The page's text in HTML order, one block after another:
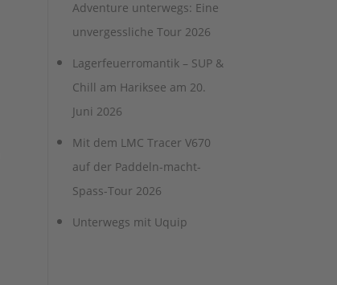
Adventure unterwegs: Eine
unvergessliche Tour 2026
Lagerfeuerromantik – SUP &
Chill am Hariksee am 20.
Juni 2026
Mit dem LMC Tracer V670
auf der Paddeln-macht-
Spass-Tour 2026
Unterwegs mit Uquip